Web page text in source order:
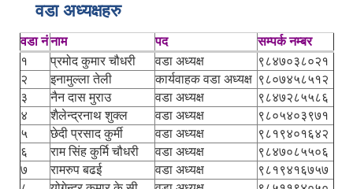
वडा अध्यक्षहरु
वडा नंनाम पद
सम्पर्क नम्बर
१
प्रमोद कुमार चौधरी वडा अध्यक्ष
९८४७०३८०२१
२
इनामुल्ला तेली कार्यवाहक वडा अध्यक्ष ९८०७४५८५१२
३
नैन दास मुराउ वडा अध्यक्ष
९८४७२८५५८६
४
शैलेन्द्रनाथ शुक्ल वडा अध्यक्ष
९८०५४०३९७१
५
छेदी प्रसाद कुर्मी वडा अध्यक्ष
९८१९४०१६४२
६
राम सिंह कुर्मि चौधरी वडा अध्यक्ष
९८४७०८५५०६
७
रामरुप बढई वडा अध्यक्ष
९८१९४१६७५७